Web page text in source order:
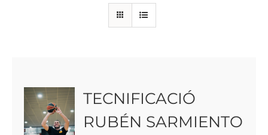
TECNIFICACIÓ
RUBÉN SARMIENTO